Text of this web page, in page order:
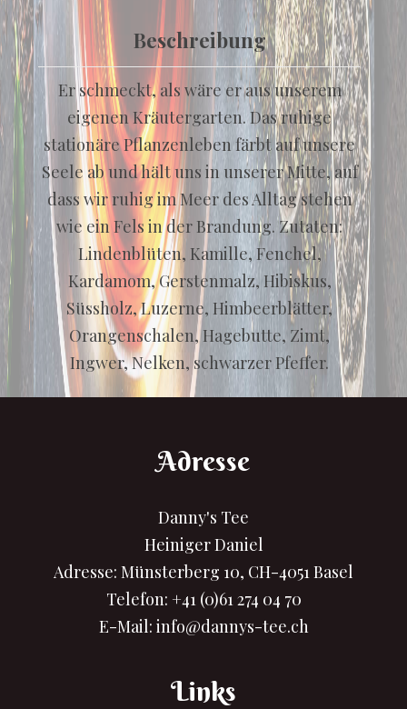
Beschreibung
Er schmeckt, als wäre er aus unserem
eigenen Kräutergarten. Das ruhige
stationäre Pflanzenleben färbt auf unsere
Seele ab und hält uns in unserer Mitte, auf
dass wir ruhig im Meer des Alltag stehen
wie ein Fels in der Brandung. Zutaten:
Lindenblüten, Kamille, Fenchel,
Kardamom, Gerstenmalz, Hibiskus,
Süssholz, Luzerne, Himbeerblätter,
Orangenschalen, Hagebutte, Zimt,
Ingwer, Nelken, schwarzer Pfeffer.
Adresse
Danny's Tee
Heiniger Daniel
Adresse: Münsterberg 10, CH-4051 Basel
Telefon: +41 (0)61 274 04 70
E-Mail: info@dannys-tee.ch
Links